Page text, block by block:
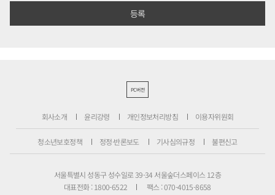
PC버전
회사소개 윤리강령 개인정보처리방침 이용자위원회
청소년보호정책 정정·반론보도 기사심의규정 불편신고
서울특별시 성동구 성수일로 39-34 서울숲더스페이스 12층
대표전화 : 1800-6522
팩스 : 070-4015-8658